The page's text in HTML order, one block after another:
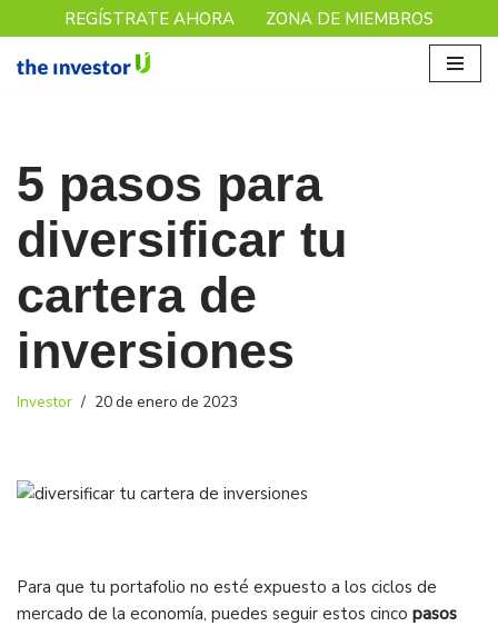
Saltar
REGÍSTRATE AHORA ZONA DE MIEMBROS
5 pasos para
diversificar tu
cartera de
inversiones
Investor 20 de enero de 2023
Para que tu portafolio no esté expuesto a los ciclos de
mercado de la economía, puedes seguir estos cinco pasos